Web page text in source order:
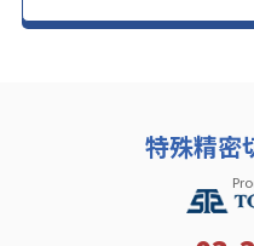
特殊精密